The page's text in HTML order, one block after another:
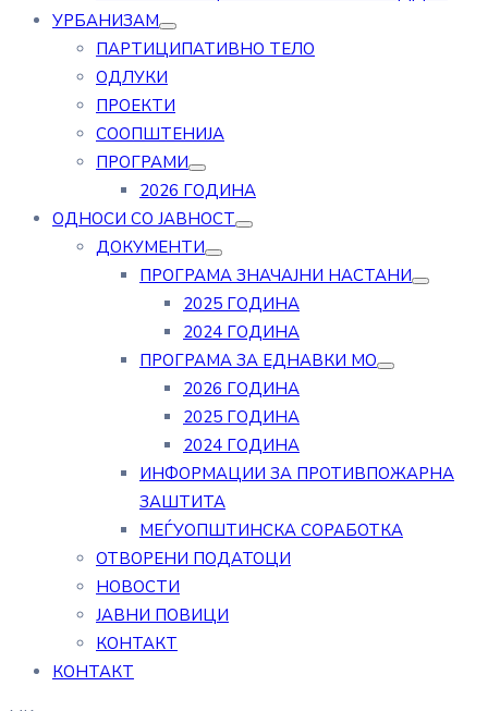
УРБАНИЗАМ
ПАРТИЦИПАТИВНО ТЕЛО
ОДЛУКИ
ПРОЕКТИ
СООПШТЕНИЈА
ПРОГРАМИ
2026 ГОДИНА
ОДНОСИ СО ЈАВНОСТ
ДОКУМЕНТИ
ПРОГРАМА ЗНАЧАЈНИ НАСТАНИ
2025 ГОДИНА
2024 ГОДИНА
ПРОГРАМА ЗА ЕДНАВКИ МО
2026 ГОДИНА
2025 ГОДИНА
2024 ГОДИНА
ИНФОРМАЦИИ ЗА ПРОТИВПОЖАРНА
ЗАШТИТА
МЕЃУОПШТИНСКА СОРАБОТКА
ОТВОРЕНИ ПОДАТОЦИ
НОВОСТИ
ЈАВНИ ПОВИЦИ
КОНТАКТ
КОНТАКТ